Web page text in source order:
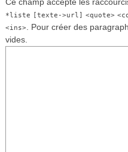
Ce champ accepte les
*liste [texte->url] <quote>
<ins>. Pour créer des
vides.